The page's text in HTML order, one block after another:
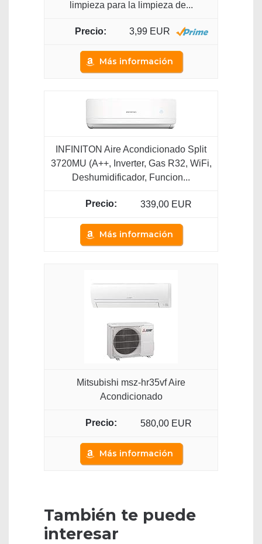
limpieza para la limpieza de...
3,99 EUR
Más información
INFINITON Aire Acondicionado Split
3720MU (A++, Inverter, Gas R32, WiFi,
Deshumidificador, Funcion...
339,00 EUR
Más información
Mitsubishi msz-hr35vf Aire
Acondicionado
580,00 EUR
Más información
También te puede
interesar